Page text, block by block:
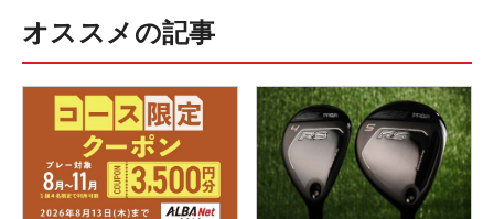
オススメの記事